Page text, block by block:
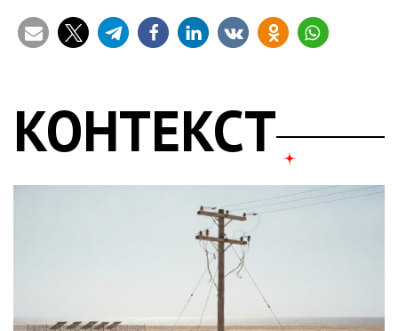
КОНТЕКСТ